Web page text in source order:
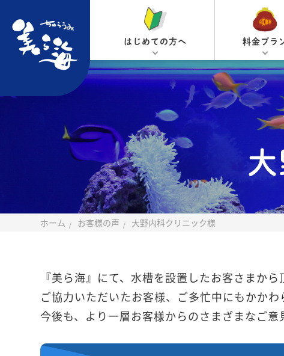
はじめての方へ 料金プラ
ホーム お客様の声 大野内科クリニック様
『美ら海』にて、水槽を設置したお客さまから
ご協力いただいたお客様、ご多忙中にもかか
今後も、より一層お客様からのさまざまなご